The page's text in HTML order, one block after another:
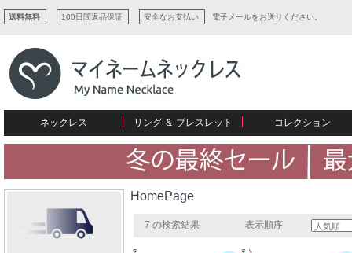
送料無料 100日間返品保証 安全なお支払い 電子メールをお送りください。
ネックレス
すべてコレクションを見る
ネームネックレス
プチネームネックレス
リング ＆ ブレスレット
リング
愛のブレスレット
コレクション
愛を表すコレクション
イニシャルジュエリー
誕生石コレクション
バーネックレスコレクション
ネームプレビュー
マザーズ
メンズ
ギフトコレクション
HomePage
7 の検索結果 表示順序